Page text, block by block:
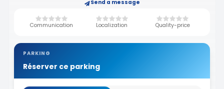
Send a message
Communication Localization Quality-price
PARKING
Réserver ce parking